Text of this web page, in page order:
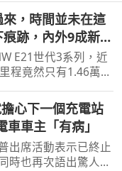
賓士全軍覆沒。
，時間並未在這
跡，內外9成新
里E21世代3系列，近
程竟然只有1.46萬公
賣網站上進行出售，
目前流標了。
心下一個充電站
車主「有病」
出席活動表示已終止
時也再次語出驚人，